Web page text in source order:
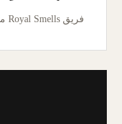
فريق Royal Smells متاح للمنزل والأعمال.